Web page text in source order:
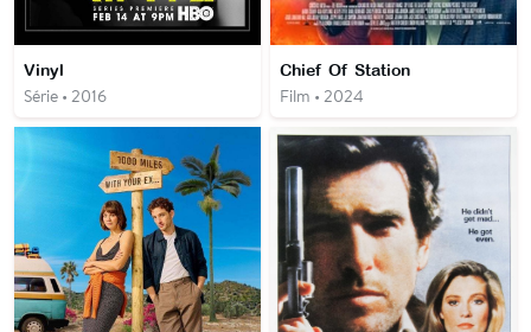
Vinyl
Série • 2016
Chief Of Station
Film • 2024